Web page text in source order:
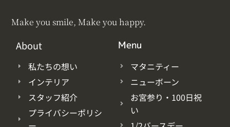
Make you smile, Make you happy.
About
私たちの想い
インテリア
スタッフ紹介
プライバシーポリシ
Menu
マタニティー
ニューボーン
お宮参り・100日祝
い